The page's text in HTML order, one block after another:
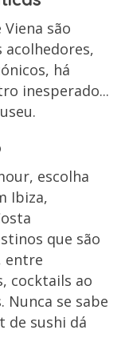
Viena são
acolhedores,
há
inesperado...
escolha
Ibiza,
que são
entre
cocktails ao
se sabe
de sushi dá